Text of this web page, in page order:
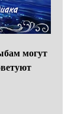
могут